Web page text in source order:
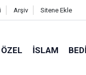
Arşiv Sitene Ekle
ÖZEL İSLAM